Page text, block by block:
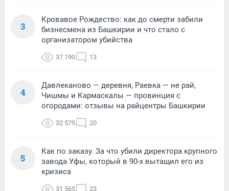
3
Кровавое Рождество: как до смерти забили
бизнесмена из Башкирии и что стало с
организатором убийства
37 190 13
4
Давлеканово — деревня, Раевка — не рай,
Чишмы и Кармаскалы — провинция с
огородами: отзывы на райцентры Башкирии
32 575 20
5
Как по заказу. За что убили директора крупного
завода Уфы, который в 90-х вытащил его из
кризиса
31 565 23